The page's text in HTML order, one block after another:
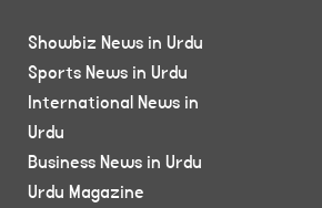
Showbiz News in Urdu
Sports News in Urdu
International News in
Urdu
Business News in Urdu
Urdu Magazine